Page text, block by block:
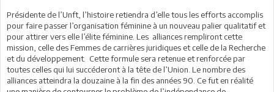
Présidente de l’Unft, l’histoire retiendra d’elle tous les efforts accomplis
pour faire passer l’organisation féminine à un nouveau palier qualitatif et
pour attirer vers elle l’élite féminine. Les alliances rempliront cette
mission, celle des Femmes de carrières juridiques et celle de la Recherche
et du développement. Cette formule sera retenue et renforcée par
toutes celles qui lui succéderont à la tête de l’Union. Le nombre des
alliances atteindra la douzaine à la fin des années 90. Ce fut en réalité